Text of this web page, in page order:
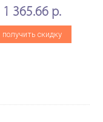
1 365.66 р.
получить скидку